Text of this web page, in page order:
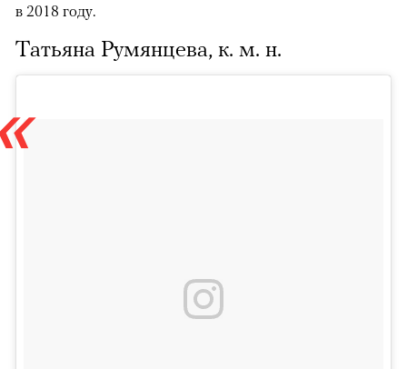
в 2018 году.
Татьяна Румянцева, к. м. н.